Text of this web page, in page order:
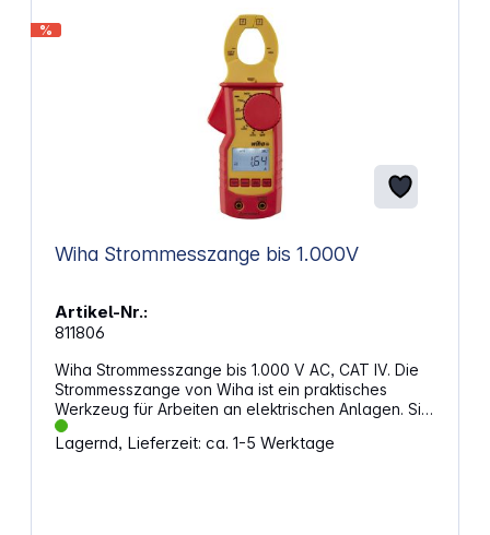
%
Wiha Strommesszange bis 1.000V
Artikel-Nr.:
811806
Wiha Strommesszange bis 1.000 V AC, CAT IV. Die
Strommesszange von Wiha ist ein praktisches
Werkzeug für Arbeiten an elektrischen Anlagen. Sie
kann mit der Zangengabel Strom messen, ohne den
Stromkreis zu unterbrechen. Sie kann mit den
Lagernd, Lieferzeit: ca. 1-5 Werktage